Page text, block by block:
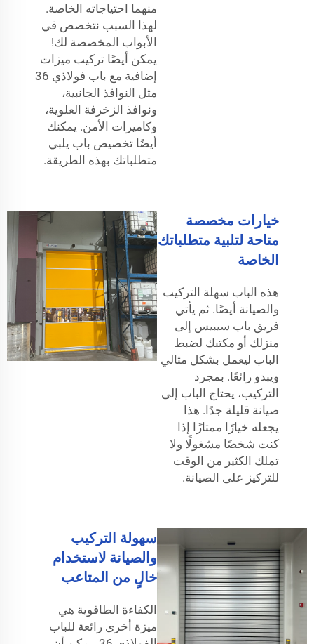
منهما احتياجاته الخاصة.
لهذا السبب نتخصص في
الأبواب المخصصة لك!
يمكن أيضًا تركيب ميزات
إضافية مع باب فولاذي 36
مثل النوافذ الجانبية،
ونوافذ الزخرفة العلوية،
وكاميرات الأمن. يمكنك
أيضًا تخصيص باب يلبي
متطلباتك بهذه الطريقة.
خيارات مخصصة
متاحة لتلبية متطلباتك
الخاصة
هذه الباب سهلة التركيب
والصيانة أيضًا. ثم يأتي
فريق باب سيبيس إلى
منزلك أو مكتبك لضبط
الباب ليعمل بشكل مثالي
ويبدو رائعًا. بمجرد
التركيب، يحتاج الباب إلى
صيانة قليلة جدًا. هذا
يجعله خيارًا ممتازًا إذا
كنت شخصًا مشغولًا ولا
تملك الكثير من الوقت
للتركيز على الصيانة.
سهولة التركيب
والصيانة لاستخدام
خالٍ من المتاعب
الكفاءة الطاقوية هي
ميزة أخرى رائعة للباب